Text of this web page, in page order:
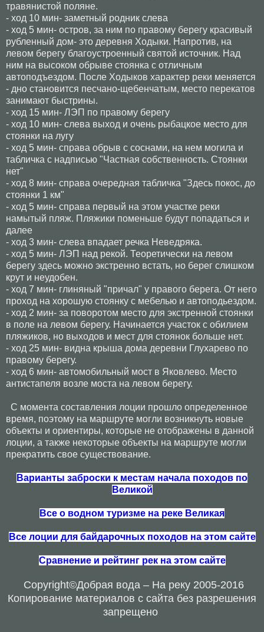
травянистой поляне.
- ход 10 мин- заметный родник слева
- ход 5 мин- остров, за ним по правому берегу красивый
рубленный дом- это деревня Ходыки. Напротив, на
левом берегу благоустроенный святой источник. Над
ним на высоком обрыве стоянка с отличным
автоподъездом. После Ходыков характер реки меняется
- дно становится песчано-щебенчатым, место перекатов
занимают быстрины.
- ход 15 мин- ЛЭП по правому берегу
- ход 10 мин- слева выход и очень рыбацкое место для
стоянки на лугу
- ход 5 мин- справа обрыв с соснами, на нем могила и
табличка с надписью "Частная собственность. Стоянки
нет"
- ход 8 мин- справа очередная табличка "Здесь покос, до
стоянки 1 км"
- ход 5 мин- справа первый на этом участке реки
намытый пляж. Пляжики поменьше будут попадаться и
далее
- ход 3 мин- слева впадает речка Неведряка.
- ход 5 мин- ЛЭП над рекой. Теоретически на левом
берегу здесь можно экстренно встать, но берег слишком
крут и неудобен.
- ход 7 мин- глиняный "причал" у правого берега. От него
проход на хорошую стоянку с мебелью и автоподьездом.
- ход 2 мин- за поворотом место для экстренной стоянки
в поле на левом берегу. Начинается участок с обилием
пляжиков, но выходов и мест для стоянок больше нет.
- ход 25 мин- видна крыша дома деревни Глухарево по
правому берегу.
- ход 6 мин- автомобильный мост в Яковлево. Место
антистапеля возле моста на левом берегу.
С момента составления лоции прошло определенное
время, поэтому на маршруте могли возникнуть новые
объекты и ориентиры, которые не отображены в данной
лоции, а также некоторые объекты на маршруте могли
прекратить свое существование.
Варианты заброски к местам начала походов по
Великой
Все о водном туризме на реке Великая
Все лоции для байдарочных походов на этом сайте
Сравнение и рейтинг рек на этом сайте
Copyright©Добрая вода – На реку 2005-2016
Копирование материалов с сайта без разрешения
запрещено